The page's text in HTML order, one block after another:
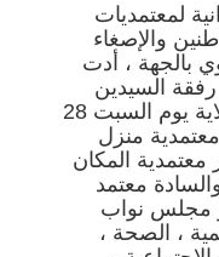
لمعتمديات
والإصغاء
بالجهة ، أدت
رفقة السيدين
المعتمد الأول والكاتب العام للولاية يوم السبت 28
إلى معتمدية منزل
معتمدية المكان
معتمد
مجلس نواب
، الصحة ،